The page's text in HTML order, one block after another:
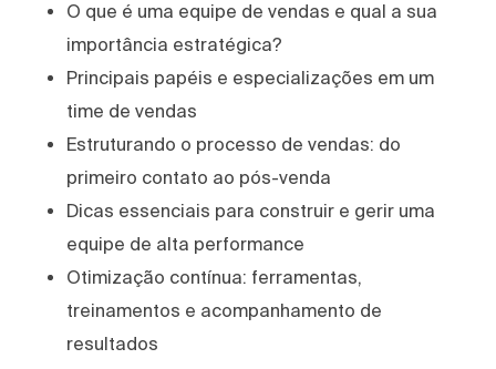
O que é uma equipe de vendas e qual a sua
importância estratégica?
Principais papéis e especializações em um
time de vendas
Estruturando o processo de vendas: do
primeiro contato ao pós-venda
Dicas essenciais para construir e gerir uma
equipe de alta performance
Otimização contínua: ferramentas,
treinamentos e acompanhamento de
resultados